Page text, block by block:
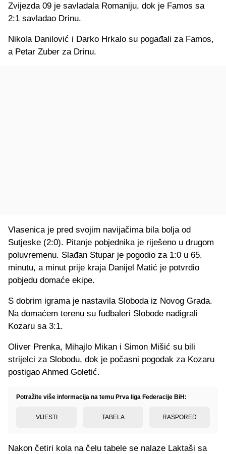
Zvijezda 09 je savladala Romaniju, dok je Famos sa
2:1 savladao Drinu.
Nikola Danilović i Darko Hrkalo su pogađali za Famos,
a Petar Zuber za Drinu.
Vlasenica je pred svojim navijačima bila bolja od
Sutjeske (2:0). Pitanje pobjednika je riješeno u drugom
poluvremenu. Slađan Stupar je pogodio za 1:0 u 65.
minutu, a minut prije kraja Danijel Matić je potvrdio
pobjedu domaće ekipe.
S dobrim igrama je nastavila Sloboda iz Novog Grada.
Na domaćem terenu su fudbaleri Slobode nadigrali
Kozaru sa 3:1.
Oliver Prenka, Mihajlo Mikan i Simon Mišić su bili
strijelci za Slobodu, dok je počasni pogodak za Kozaru
postigao Ahmed Goletić.
Potražite više informacija na temu Prva liga Federacije BiH:
VIJESTI TABELA RASPORED
Nakon četiri kola na čelu tabele se nalaze Laktaši sa